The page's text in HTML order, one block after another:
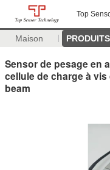
Top
Maison PRODUITS
Sensor de pesage en
cellule de charge à
beam